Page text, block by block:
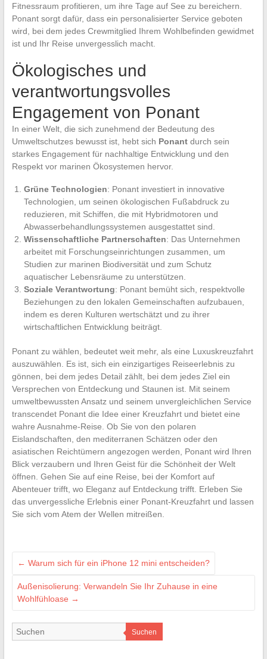
Fitnessraum profitieren, um ihre Tage auf See zu bereichern.
Ponant sorgt dafür, dass ein personalisierter Service geboten
wird, bei dem jedes Crewmitglied Ihrem Wohlbefinden gewidmet
ist und Ihr Reise unvergesslich macht.
Ökologisches und
verantwortungsvolles
Engagement von Ponant
In einer Welt, die sich zunehmend der Bedeutung des
Umweltschutzes bewusst ist, hebt sich Ponantdurch sein
starkes Engagement für nachhaltige Entwicklung und den
Respekt vor marinen Ökosystemen hervor.
Grüne Technologien: Ponant investiert in innovative
Technologien, um seinen ökologischen Fußabdruck zu
reduzieren, mit Schiffen, die mit Hybridmotoren und
Abwasserbehandlungssystemen ausgestattet sind.
Wissenschaftliche Partnerschaften: Das Unternehmen
arbeitet mit Forschungseinrichtungen zusammen, um
Studien zur marinen Biodiversität und zum Schutz
aquatischer Lebensräume zu unterstützen.
Soziale Verantwortung: Ponant bemüht sich, respektvolle
Beziehungen zu den lokalen Gemeinschaften aufzubauen,
indem es deren Kulturen wertschätzt und zu ihrer
wirtschaftlichen Entwicklung beiträgt.
Ponant zu wählen, bedeutet weit mehr, als eine Luxuskreuzfahrt
auszuwählen. Es ist, sich ein einzigartiges Reiseerlebnis zu
gönnen, bei dem jedes Detail zählt, bei dem jedes Ziel ein
Versprechen von Entdeckung und Staunen ist. Mit seinem
umweltbewussten Ansatz und seinem unvergleichlichen Service
transcendet Ponant die Idee einer Kreuzfahrt und bietet eine
wahre Ausnahme-Reise. Ob Sie von den polaren
Eislandschaften, den mediterranen Schätzen oder den
asiatischen Reichtümern angezogen werden, Ponant wird Ihren
Blick verzaubern und Ihren Geist für die Schönheit der Welt
öffnen. Gehen Sie auf eine Reise, bei der Komfort auf
Abenteuer trifft, wo Eleganz auf Entdeckung trifft. Erleben Sie
das unvergessliche Erlebnis einer Ponant-Kreuzfahrt und lassen
Sie sich vom Atem der Wellen mitreißen.
← Warum sich für ein iPhone 12 mini entscheiden?
Außenisolierung: Verwandeln Sie Ihr Zuhause in eine
Wohlfühloase →
Suchen